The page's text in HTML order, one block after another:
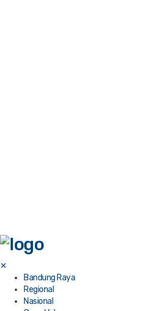
✕
Bandung Raya
Regional
Nasional